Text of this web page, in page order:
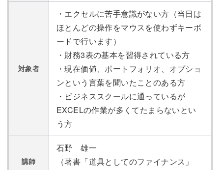
対象者
・エクセルに苦手意識がない方（当日は
ほとんどの操作をマウスを使わずキーボ
ードで行います）
・財務3表の基本を習得されている方
・現在価値、ポートフォリオ、オプショ
ンという言葉を聞いたことのある方
・ビジネススクールに通っているが
EXCELの作業が多くてたまらないとい
う方
講師
石野 雄一
（著書「道具としてのファイナンス」